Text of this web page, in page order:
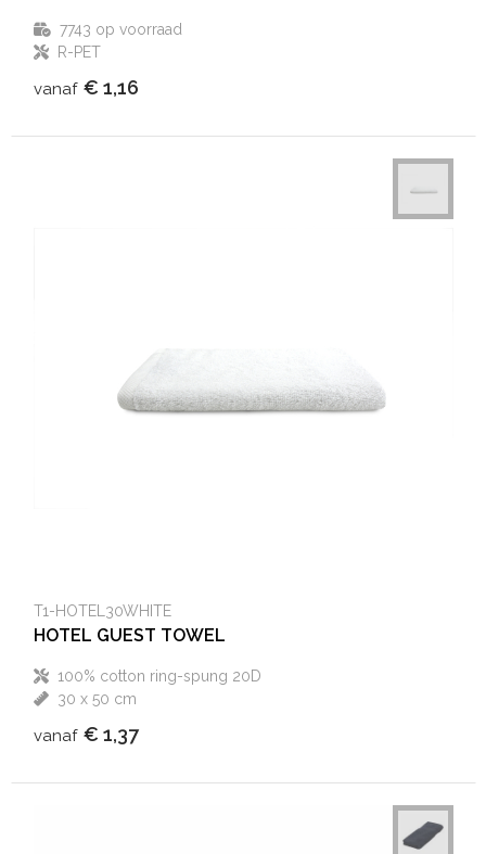
7743 op voorraad
R-PET
vanaf € 1,16
T1-HOTEL30WHITE
HOTEL GUEST TOWEL
100% cotton ring-spung 20D
30 x 50 cm
vanaf € 1,37